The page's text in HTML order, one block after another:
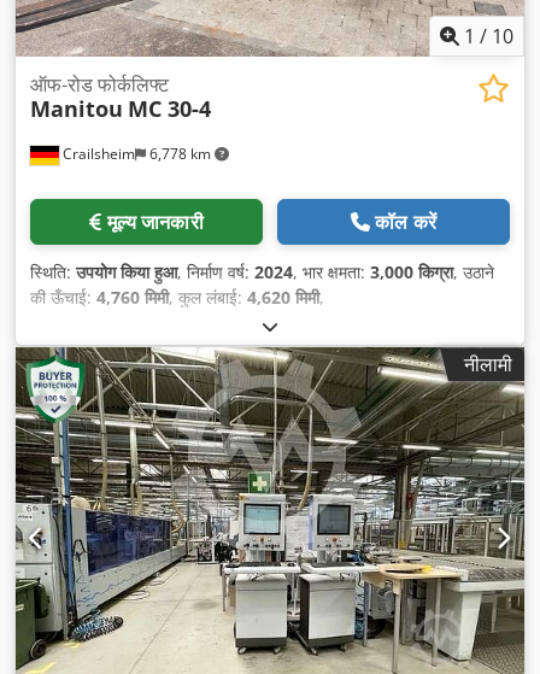
1 / 10
Crailsheim 6,778 km
ऑफ-रोड फोर्कलिफ्ट
Manitou MC 30-4
मूल्य जानकारी कॉल करें
स्थिति:उपयोग किया हुआ, निर्माण वर्ष: 2024, भार क्षमता: 3,000 किग्रा, उठाने
की ऊँचाई: 4,760 मिमी, कुल लंबाई: 4,620 मिमी,
नीलामी